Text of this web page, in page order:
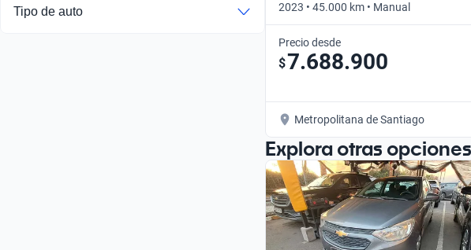
Tipo de auto 2023 • 45.000 km • Manual
Precio desde
$7.688.900
Metropolitana de Santiago
Explora otras